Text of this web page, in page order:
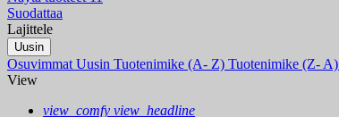
Suodattaa
Lajittele
Uusin
Osuvimmat Uusin Tuotenimike (A- Z) Tuotenimike (Z- A)
View
view_comfy view_headline